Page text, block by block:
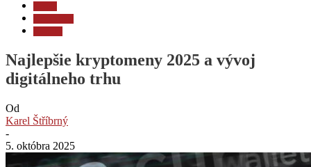
Najlepšie kryptomeny 2025 a vývoj
digitálneho trhu
Od
Karel Štříbrný
-
5. októbra 2025